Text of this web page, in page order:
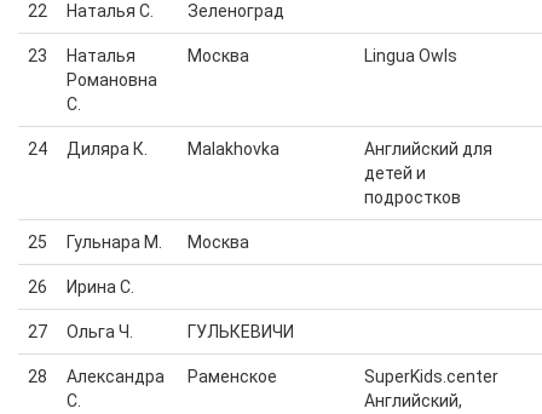
22 Наталья С. Зеленоград
23
Наталья
Романовна
С.
Москва Lingua Owls
24 Диляра К. Malakhovka
Английский для
детей и
подростков
25 Гульнара М. Москва
26 Ирина С.
27 Ольга Ч. ГУЛЬКЕВИЧИ
28
Александра
С.
Раменское
SuperKids.center
Английский,